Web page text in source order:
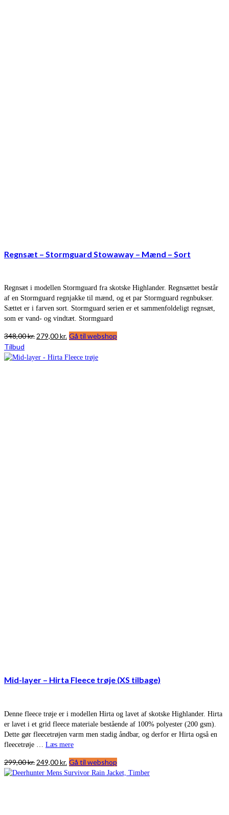
Regnsæt – Stormguard Stowaway – Mænd – Sort
Regnsæt i modellen Stormguard fra skotske Highlander. Regnsættet består
af en Stormguard regnjakke til mænd, og et par Stormguard regnbukser.
Sættet er i farven sort. Stormguard serien er et sammenfoldeligt regnsæt,
som er vand- og vindtæt. Stormguard
348,00kr. Den
pris
279,00kr.Den
pris
Gå til webshop
Tilbud
Mid-layer – Hirta Fleece trøje (XS tilbage)
Denne fleece trøje er i modellen Hirta og lavet af skotske Highlander. Hirta
er lavet i et grid fleece materiale bestående af 100% polyester (200 gsm).
Dette gør fleecetrøjen varm men stadig åndbar, og derfor er Hirta også en
fleecetrøje … Læs mere
299,00kr. Den
oprindelige
249,00kr. Den
aktuelle
Gå til webshop